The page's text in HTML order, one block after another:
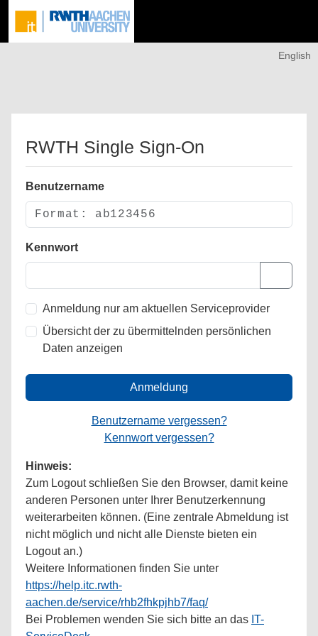
English
RWTH Single Sign-On
Benutzername
Kennwort
Anmeldung nur am aktuellen Serviceprovider
Übersicht der zu übermittelnden persönlichen
Daten anzeigen
Anmeldung
Benutzername vergessen?
Kennwort vergessen?
Hinweis:
Zum Logout schließen Sie den Browser, damit keine
anderen Personen unter Ihrer Benutzerkennung
weiterarbeiten können. (Eine zentrale Abmeldung ist
nicht möglich und nicht alle Dienste bieten ein
Logout an.)
Weitere Informationen finden Sie unter
https://help.itc.rwth-
aachen.de/service/rhb2fhkpjhb7/faq/
Bei Problemen wenden Sie sich bitte an das IT-